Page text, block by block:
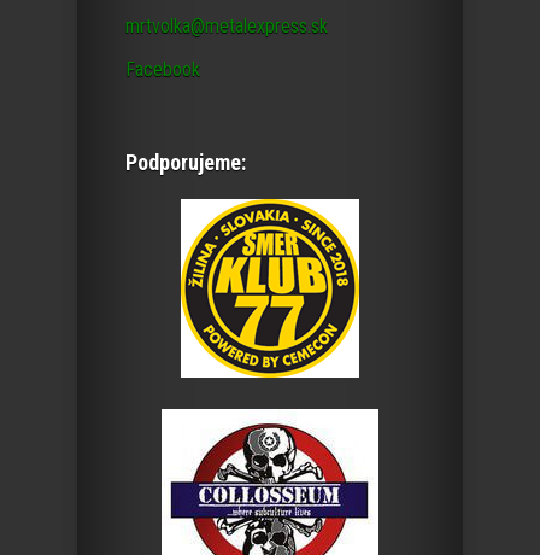
mrtvolka@metalexpress.sk
Facebook
Podporujeme: